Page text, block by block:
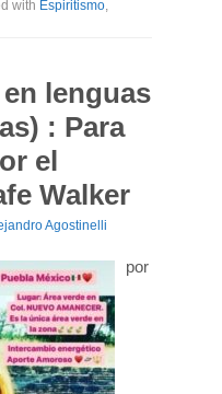
with Espiritismo,
lenguas
: Para
el
Walker
Agostinelli
por